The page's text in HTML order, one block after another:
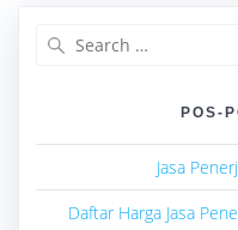
POS-
Jasa
Daftar Harga Jasa